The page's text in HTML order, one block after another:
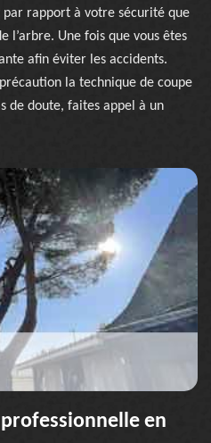
rapport à votre sécurité que
l’arbre. Une fois que vous êtes
afin éviter les accidents.
la technique de coupe
de doute, faites appel à un
professionnelle en